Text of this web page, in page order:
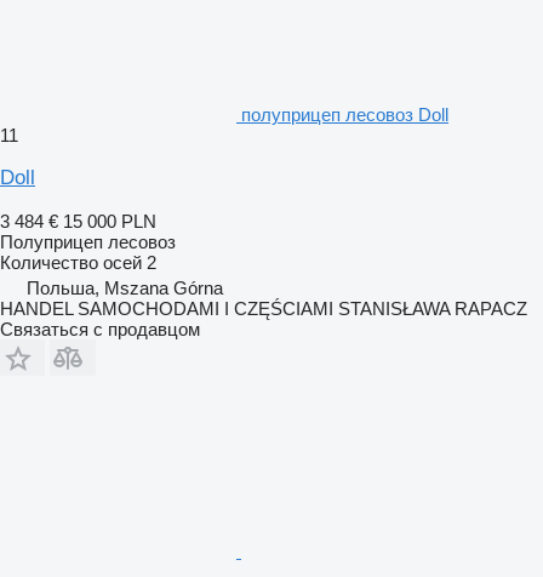
полуприцеп лесовоз Doll
11
Doll
3 484 € 15 000 PLN
Полуприцеп лесовоз
Количество осей 2
Польша, Mszana Górna
HANDEL SAMOCHODAMI I CZĘŚCIAMI STANISŁAWA RAPACZ
Связаться с продавцом